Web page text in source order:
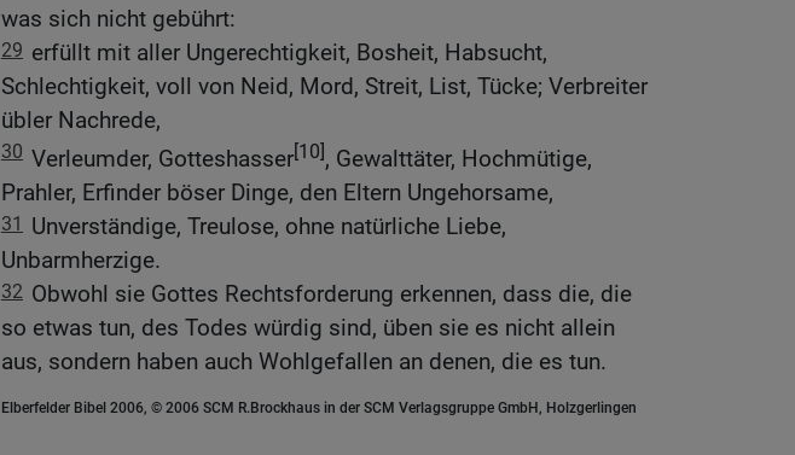
was sich nicht gebührt:
29 erfüllt mit aller Ungerechtigkeit, Bosheit, Habsucht,
Schlechtigkeit, voll von Neid, Mord, Streit, List, Tücke; Verbreiter
übler Nachrede,
30 Verleumder, Gotteshasser[10], Gewalttäter, Hochmütige,
Prahler, Erfinder böser Dinge, den Eltern Ungehorsame,
31 Unverständige, Treulose, ohne natürliche Liebe,
Unbarmherzige.
32 Obwohl sie Gottes Rechtsforderung erkennen, dass die, die
so etwas tun, des Todes würdig sind, üben sie es nicht allein
aus, sondern haben auch Wohlgefallen an denen, die es tun.
Elberfelder Bibel 2006, © 2006 SCM R.Brockhaus in der SCM Verlagsgruppe GmbH, Holzgerlingen